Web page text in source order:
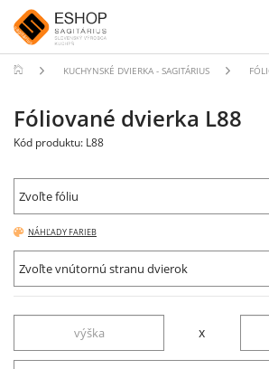
KUCHYNSKÉ DVIERKA - SAGITÁRIUS
Fóliované dvierka L88
Kód produktu: L88
Zvoľte fóliu
NÁHĽADY FARIEB
Zvoľte vnútornú stranu dvierok
x